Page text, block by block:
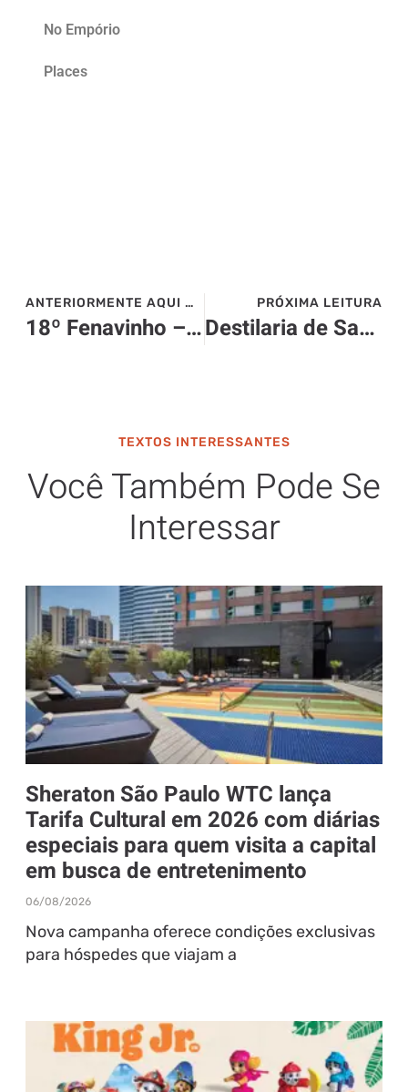
No Empório
Places
ANTERIORMENTE AQUI NO SITE>>>
18º Fenavinho – Bento Gonçalves
PRÓXIMA LEITURA
Destilaria de Santa Catarina ganha prêmio internacional pelo lançamento do primeiro whisky brasileiro produzido em solo nacional
TEXTOS INTERESSANTES
Você Também Pode Se
Interessar
Sheraton São Paulo WTC lança
Tarifa Cultural em 2026 com diárias
especiais para quem visita a capital
em busca de entretenimento
06/08/2026
Nova campanha oferece condições exclusivas
para hóspedes que viajam a